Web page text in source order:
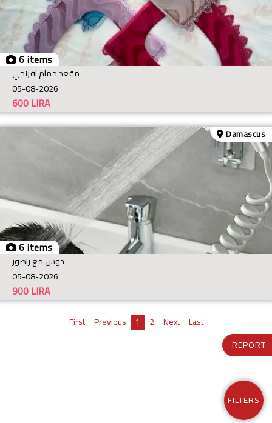
6 items
مقعد حمام افرنجي
05-08-2026
LIRA
600
6 items
Damascus
دوش مع راصور
05-08-2026
LIRA
900
First Previous 1 2 Next Last
FILTERS
REPORT